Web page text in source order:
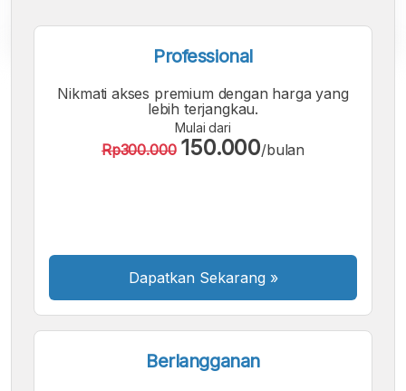
FontFont
Sedang
Font
Besar
Professional
Nikmati akses premium dengan harga yang
lebih terjangkau.
Mulai dari
Rp300.000 150.000/bulan
Dapatkan Sekarang »
Berlangganan